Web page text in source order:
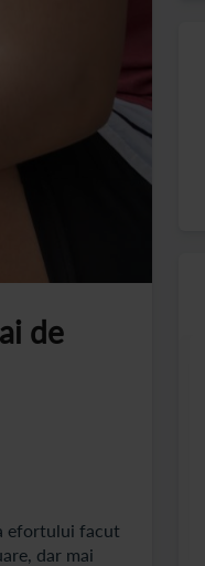
de
efortului facut
dar mai